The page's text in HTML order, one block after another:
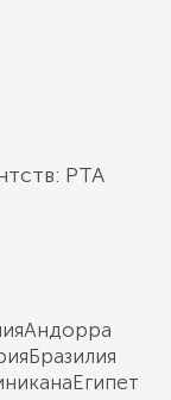
РТА
Андорра
Бразилия
Египет